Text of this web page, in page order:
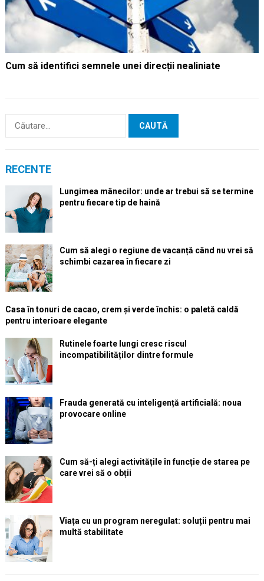
Cum să identifici semnele unei direcții nealiniate
Caută
RECENTE
Lungimea mânecilor: unde ar trebui să se termine
pentru fiecare tip de haină
Cum să alegi o regiune de vacanță când nu vrei să
schimbi cazarea în fiecare zi
Casa în tonuri de cacao, crem și verde închis: o paletă caldă
pentru interioare elegante
Rutinele foarte lungi cresc riscul
incompatibilităților dintre formule
Frauda generată cu inteligență artificială: noua
provocare online
Cum să-ți alegi activitățile în funcție de starea pe
care vrei să o obții
Viața cu un program neregulat: soluții pentru mai
multă stabilitate